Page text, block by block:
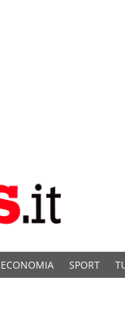
SPORT